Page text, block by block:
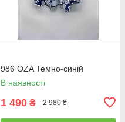
986 OZA Темно-синій
В наявності
1 490 ₴ 2 980 ₴